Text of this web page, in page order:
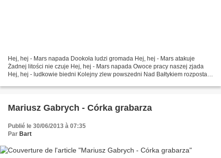
Hej, hej - Mars napada Dookoła ludzi gromada Hej, hej - Mars atakuje
Żadnej litości nie czuje Hej, hej - Mars napada Owoce pracy naszej zjada
Hej, hej - ludkowie biedni Kolejny zlew powszedni Nad Bałtykiem rozpostarli
Mariusz Gabrych - Córka grabarza
Publié le 30/06/2013 à 07:35
Par Bart